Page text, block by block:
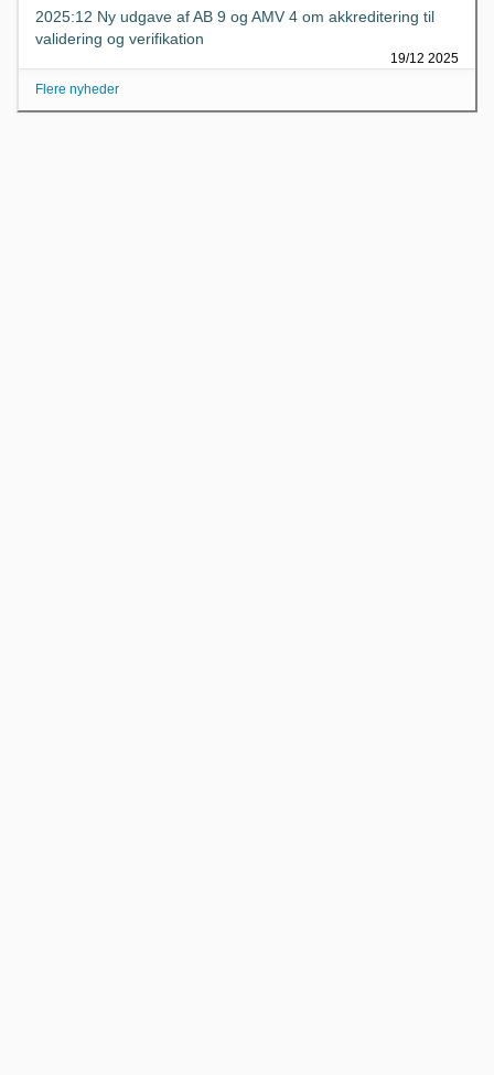
2025:12 Ny udgave af AB 9 og AMV 4 om akkreditering til
validering og verifikation
19/12 2025
Flere nyheder